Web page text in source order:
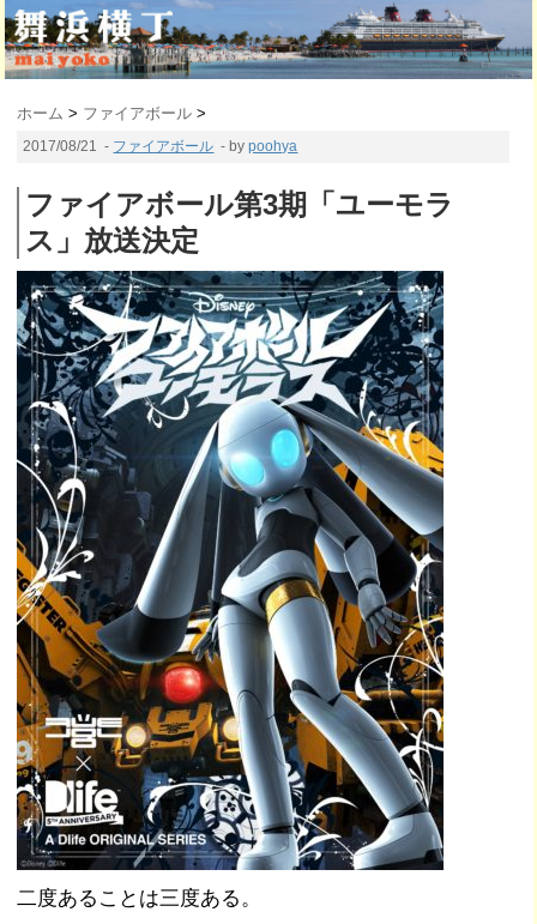
ホーム > ファイアボール >
2017/08/21 - ファイアボール - bypoohya
ファイアボール第3期「ユーモラ
ス」放送決定
二度あることは三度ある。